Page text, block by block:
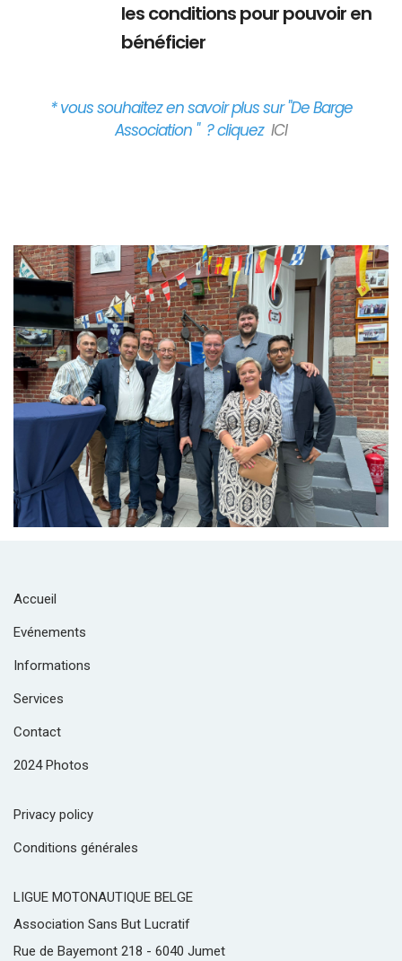
les conditions pour pouvoir en
bénéficier
* vous souhaitez en savoir plus sur "De Barge
Association " ? cliquez ICI
Branding
ARMCHAIR
Accueil
Evénements
Informations
Services
Contact
2024 Photos
Privacy policy
Conditions générales
LIGUE MOTONAUTIQUE BELGE
Association Sans But Lucratif
Rue de Bayemont 218 - 6040 Jumet